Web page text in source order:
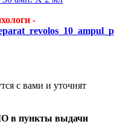
-
с вами и уточнят
в пункты выдачи